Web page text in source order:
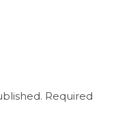
Required